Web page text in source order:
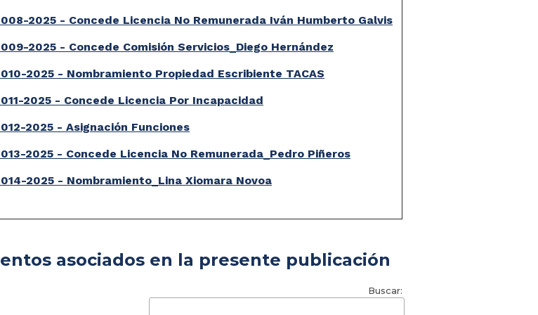
008-2025 - Concede Licencia No Remunerada Iván Humberto Galvis
009-2025 - Concede Comisión Servicios_Diego Hernández
010-2025 - Nombramiento Propiedad Escribiente TACAS
011-2025 - Concede Licencia Por Incapacidad
012-2025 - Asignación Funciones
013-2025 - Concede Licencia No Remunerada_Pedro Piñeros
014-2025 - Nombramiento_Lina Xiomara Novoa
asociados en la presente publicación
Buscar: